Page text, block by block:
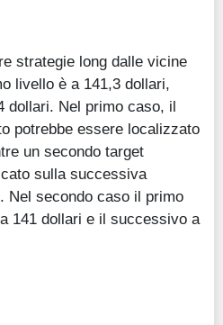
strategie long dalle vicine
livello è a 141,3 dollari,
dollari. Nel primo caso, il
potrebbe essere localizzato
un secondo target
sulla successiva
Nel secondo caso il primo
141 dollari e il successivo a